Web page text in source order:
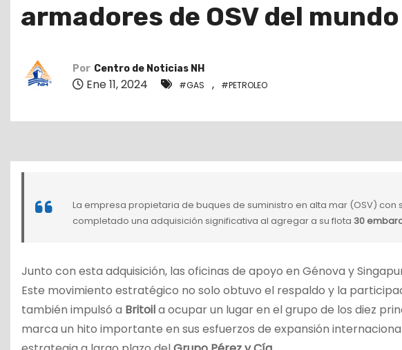
armadores de OSV del mundo
Por Centro de Noticias NH
Ene 11, 2024 #GAS , #PETROLEO
La empresa propietaria de buques de suministro en alta mar (OSV) con
completado una adquisición significativa al agregar a su flota 30
Junto con esta adquisición, las oficinas de apoyo en Génova y
Este movimiento estratégico no solo obtuvo el respaldo y la
también impulsó a Britoila ocupar un lugar en el grupo de los diez
marca un hito importante en sus esfuerzos de expansión